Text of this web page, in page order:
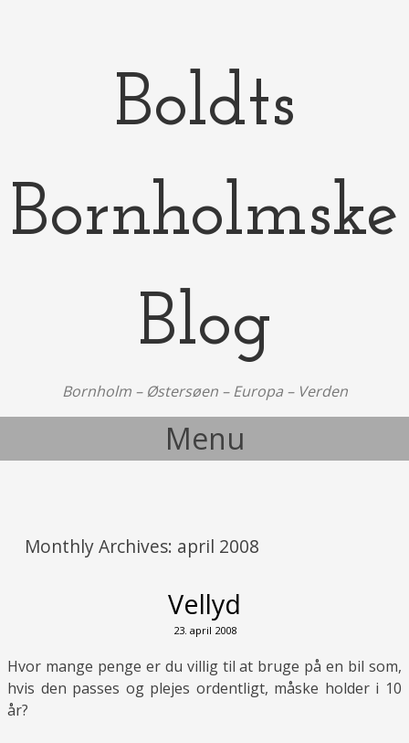
Boldts
Bornholmske
Blog
Bornholm – Østersøen – Europa – Verden
Menu
Monthly Archives: april 2008
Vellyd
23. april 2008
Hvor mange penge er du villig til at bruge på en bil som,
hvis den passes og plejes ordentligt, måske holder i 10
år?